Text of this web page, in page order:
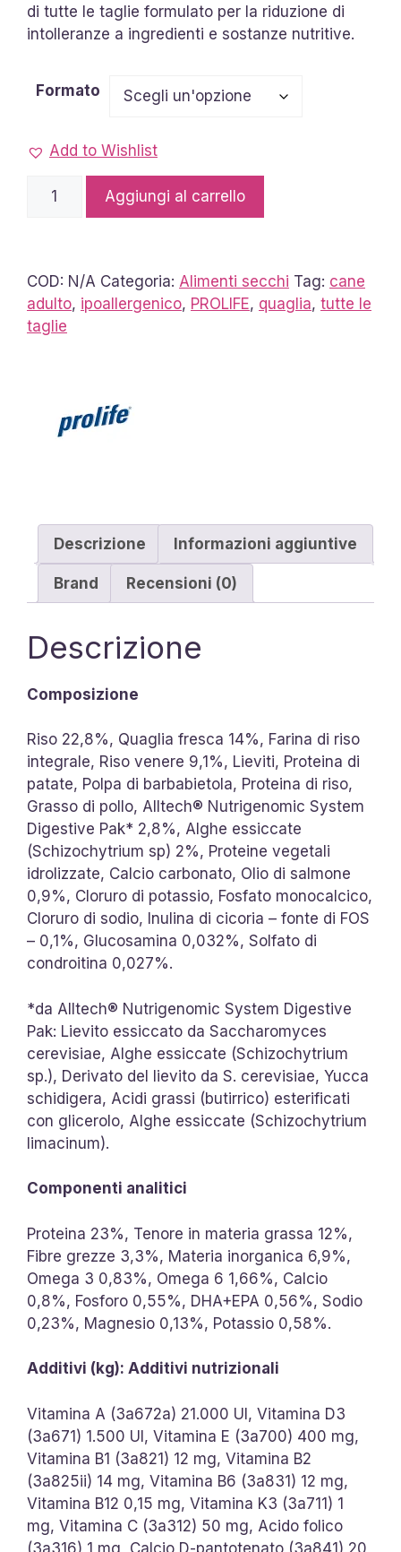
da
29,90 €
di tutte le taglie formulato per la riduzione di
intolleranze a ingredienti e sostanze nutritive.
Formato
Add to Wishlist
Crocchette
Hypoallergenic
Breeds
quantità
Aggiungi al carrello
COD: N/A Categoria: Alimenti secchi Tag: cane
adulto, ipoallergenico, PROLIFE, quaglia, tutte le
taglie
Descrizione Informazioni aggiuntive
Brand Recensioni (0)
Descrizione
Composizione
Riso 22,8%, Quaglia fresca 14%, Farina di riso
integrale, Riso venere 9,1%, Lieviti, Proteina di
patate, Polpa di barbabietola, Proteina di riso,
Grasso di pollo, Alltech® Nutrigenomic System
Digestive Pak* 2,8%, Alghe essiccate
(Schizochytrium sp) 2%, Proteine vegetali
idrolizzate, Calcio carbonato, Olio di salmone
0,9%, Cloruro di potassio, Fosfato monocalcico,
Cloruro di sodio, Inulina di cicoria – fonte di FOS
– 0,1%, Glucosamina 0,032%, Solfato di
condroitina 0,027%.
*da Alltech® Nutrigenomic System Digestive
Pak: Lievito essiccato da Saccharomyces
cerevisiae, Alghe essiccate (Schizochytrium
sp.), Derivato del lievito da S. cerevisiae, Yucca
schidigera, Acidi grassi (butirrico) esterificati
con glicerolo, Alghe essiccate (Schizochytrium
limacinum).
Componenti analitici
Proteina 23%, Tenore in materia grassa 12%,
Fibre grezze 3,3%, Materia inorganica 6,9%,
Omega 3 0,83%, Omega 6 1,66%, Calcio
0,8%, Fosforo 0,55%, DHA+EPA 0,56%, Sodio
0,23%, Magnesio 0,13%, Potassio 0,58%.
Additivi (kg): Additivi nutrizionali
Vitamina A (3a672a) 21.000 UI, Vitamina D3
(3a671) 1.500 UI, Vitamina E (3a700) 400 mg,
Vitamina B1 (3a821) 12 mg, Vitamina B2
(3a825ii) 14 mg, Vitamina B6 (3a831) 12 mg,
Vitamina B12 0,15 mg, Vitamina K3 (3a711) 1
mg, Vitamina C (3a312) 50 mg, Acido folico
(3a316) 1 mg, Calcio D-pantotenato (3a841) 20